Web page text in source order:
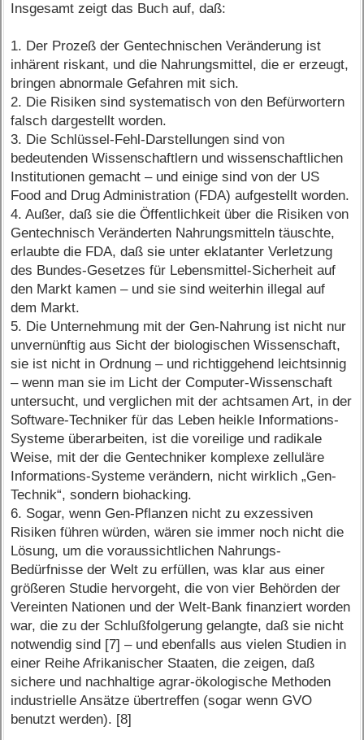
Insgesamt zeigt das Buch auf, daß:
1. Der Prozeß der Gentechnischen Veränderung ist
inhärent riskant, und die Nahrungsmittel, die er erzeugt,
bringen abnormale Gefahren mit sich.
2. Die Risiken sind systematisch von den Befürwortern
falsch dargestellt worden.
3. Die Schlüssel-Fehl-Darstellungen sind von
bedeutenden Wissenschaftlern und wissenschaftlichen
Institutionen gemacht – und einige sind von der US
Food and Drug Administration (FDA) aufgestellt worden.
4. Außer, daß sie die Öffentlichkeit über die Risiken von
Gentechnisch Veränderten Nahrungsmitteln täuschte,
erlaubte die FDA, daß sie unter eklatanter Verletzung
des Bundes-Gesetzes für Lebensmittel-Sicherheit auf
den Markt kamen – und sie sind weiterhin illegal auf
dem Markt.
5. Die Unternehmung mit der Gen-Nahrung ist nicht nur
unvernünftig aus Sicht der biologischen Wissenschaft,
sie ist nicht in Ordnung – und richtiggehend leichtsinnig
– wenn man sie im Licht der Computer-Wissenschaft
untersucht, und verglichen mit der achtsamen Art, in der
Software-Techniker für das Leben heikle Informations-
Systeme überarbeiten, ist die voreilige und radikale
Weise, mit der die Gentechniker komplexe zelluläre
Informations-Systeme verändern, nicht wirklich „Gen-
Technik“, sondern biohacking.
6. Sogar, wenn Gen-Pflanzen nicht zu exzessiven
Risiken führen würden, wären sie immer noch nicht die
Lösung, um die voraussichtlichen Nahrungs-
Bedürfnisse der Welt zu erfüllen, was klar aus einer
größeren Studie hervorgeht, die von vier Behörden der
Vereinten Nationen und der Welt-Bank finanziert worden
war, die zu der Schlußfolgerung gelangte, daß sie nicht
notwendig sind [7] – und ebenfalls aus vielen Studien in
einer Reihe Afrikanischer Staaten, die zeigen, daß
sichere und nachhaltige agrar-ökologische Methoden
industrielle Ansätze übertreffen (sogar wenn GVO
benutzt werden). [8]